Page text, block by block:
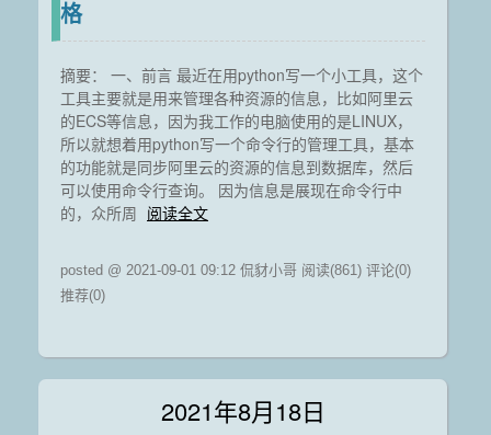
格
摘要： 一、前言 最近在用python写一个小工具，这个
工具主要就是用来管理各种资源的信息，比如阿里云
的ECS等信息，因为我工作的电脑使用的是LINUX，
所以就想着用python写一个命令行的管理工具，基本
的功能就是同步阿里云的资源的信息到数据库，然后
可以使用命令行查询。 因为信息是展现在命令行中
的，众所周 阅读全文
posted @ 2021-09-01 09:12 侃豺小哥 阅读(861) 评论(0)
推荐(0)
2021年8月18日